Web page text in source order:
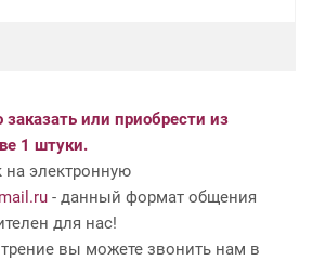
или приобрести из
1 штуки.
электронную
- данный формат общения
для нас!
вы можете звонить нам в